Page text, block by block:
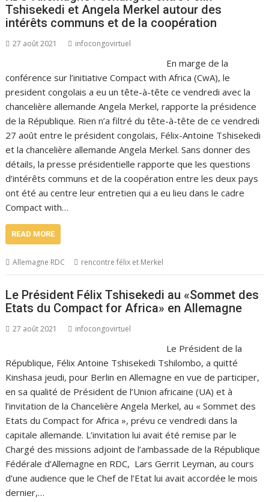
Tshisekedi et Angela Merkel autour des
intérêts communs et de la coopération
27 août 2021 infocongovirtuel
En marge de la
conférence sur l’initiative Compact with Africa (CwA), le
president congolais a eu un tête-à-tête ce vendredi avec la
chancelière allemande Angela Merkel, rapporte la présidence
de la République. Rien n’a filtré du tête-à-tête de ce vendredi
27 août entre le président congolais, Félix-Antoine Tshisekedi
et la chancelière allemande Angela Merkel. Sans donner des
détails, la presse présidentielle rapporte que les questions
d’intérêts communs et de la coopération entre les deux pays
ont été au centre leur entretien qui a eu lieu dans le cadre
Compact with…
READ MORE
Allemagne RDC rencontre félix et Merkel
Le Président Félix Tshisekedi au «Sommet des
Etats du Compact for Africa» en Allemagne
27 août 2021 infocongovirtuel
Le Président de la
République, Félix Antoine Tshisekedi Tshilombo, a quitté
Kinshasa jeudi, pour Berlin en Allemagne en vue de participer,
en sa qualité de Président de l’Union africaine (UA) et à
l’invitation de la Chancelière Angela Merkel, au « Sommet des
Etats du Compact for Africa », prévu ce vendredi dans la
capitale allemande. L’invitation lui avait été remise par le
Chargé des missions adjoint de l’ambassade de la République
Fédérale d’Allemagne en RDC, Lars Gerrit Leyman, au cours
d’une audience que le Chef de l’Etat lui avait accordée le mois
dernier,…